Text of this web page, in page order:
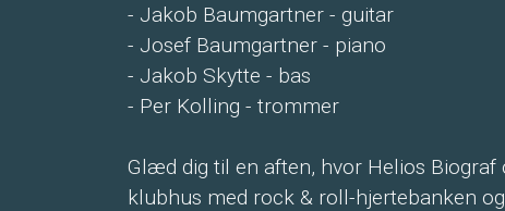
- Jakob Baumgartner - guitar
- Josef Baumgartner - piano
- Jakob Skytte - bas
- Per Kolling - trommer
Glæd dig til en aften, hvor Helios
klubhus med rock & roll-hjertebanken